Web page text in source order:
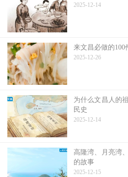
2025-12-14
来文昌必做的100
2025-12-26
为什么文昌人的
民史
2025-12-14
高隆湾、月亮湾
的故事
2025-12-15